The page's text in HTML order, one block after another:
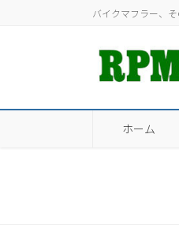
バイクマフラー、
ホーム